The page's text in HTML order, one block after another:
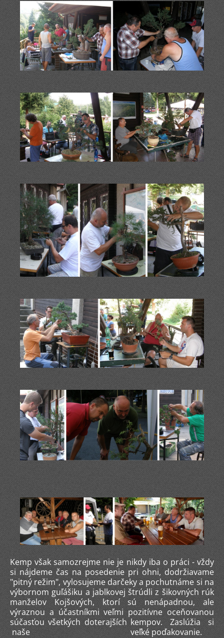
Kemp však samozrejme nie je nikdy iba o práci - vždy
si nájdeme čas na posedenie pri ohni, dodržiavame
"pitný režim", vylosujeme darčeky a pochutnáme si na
výbornom guľášiku a jablkovej štrúdli z šikovných rúk
manželov Kojšových, ktorí sú nenápadnou, ale
výraznou a účastníkmi veľmi pozitívne oceňovanou
súčasťou všetkých doterajších kempov. Zaslúžia si
naše veľké poďakovanie.